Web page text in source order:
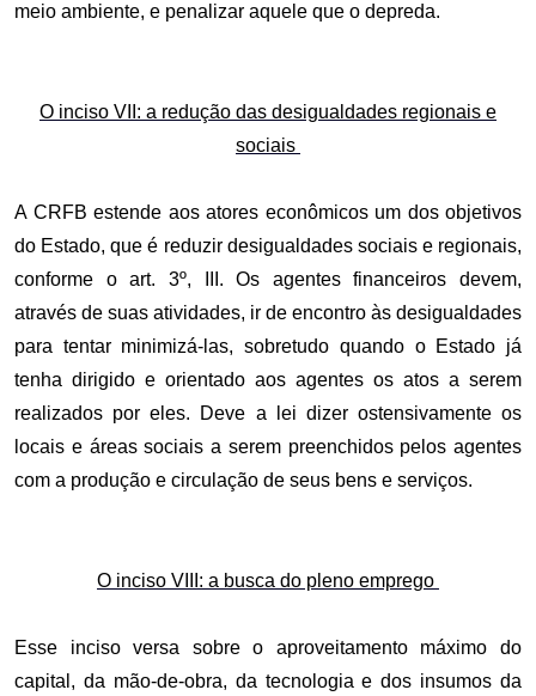
meio ambiente, e penalizar aquele que o depreda.
O inciso VII: a redução das desigualdades regionais e
sociais
A CRFB estende aos atores econômicos um dos objetivos
do Estado, que é reduzir desigualdades sociais e regionais,
conforme o art. 3º, III. Os agentes financeiros devem,
através de suas atividades, ir de encontro às desigualdades
para tentar minimizá-las, sobretudo quando o Estado já
tenha dirigido e orientado aos agentes os atos a serem
realizados por eles. Deve a lei dizer ostensivamente os
locais e áreas sociais a serem preenchidos pelos agentes
com a produção e circulação de seus bens e serviços.
O inciso VIII: a busca do pleno emprego
Esse inciso versa sobre o aproveitamento máximo do
capital, da mão-de-obra, da tecnologia e dos insumos da